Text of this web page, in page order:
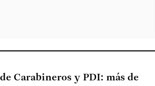
Carabineros y PDI: más de